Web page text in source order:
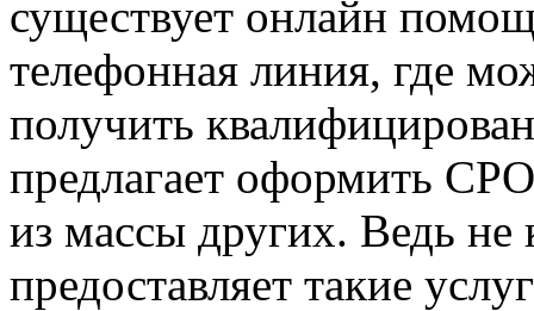
существует онлайн
телефонная линия, где
получить
предлагает оформить
из массы других. Ведь не
предоставляет такие